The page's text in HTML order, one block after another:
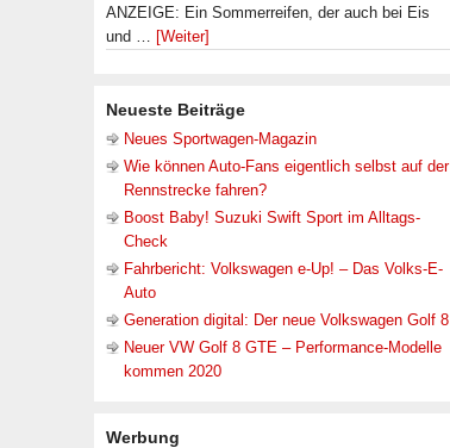
ANZEIGE: Ein Sommerreifen, der auch bei Eis
und … [Weiter]
Neueste Beiträge
Neues Sportwagen-Magazin
Wie können Auto-Fans eigentlich selbst auf der
Rennstrecke fahren?
Boost Baby! Suzuki Swift Sport im Alltags-
Check
Fahrbericht: Volkswagen e-Up! – Das Volks-E-
Auto
Generation digital: Der neue Volkswagen Golf 8
Neuer VW Golf 8 GTE – Performance-Modelle
kommen 2020
Werbung